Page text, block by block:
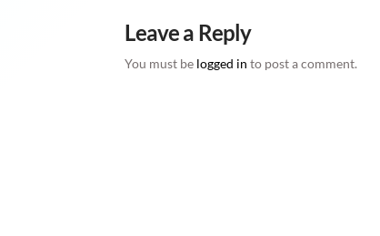
Leave a Reply
You must be logged in to post a comment.